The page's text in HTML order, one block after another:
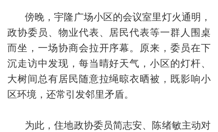
傍晚，宇隆广场小区的会议室里灯火通明，
政协委员、物业代表、居民代表等一群人围桌
而坐，一场协商会拉开序幕。原来，委员在下
沉走访中发现，每当晴好天气，小区的灯杆、
大树间总有居民随意拉绳晾衣晒被，既影响小
区环境，还常引发邻里矛盾。
为此，住地政协委员简志安、陈绪敏主动对